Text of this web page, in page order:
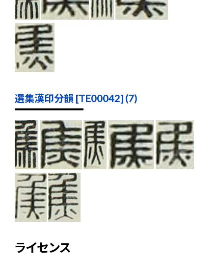
選集漢印分韻 [TE00042] (7)
ライセンス